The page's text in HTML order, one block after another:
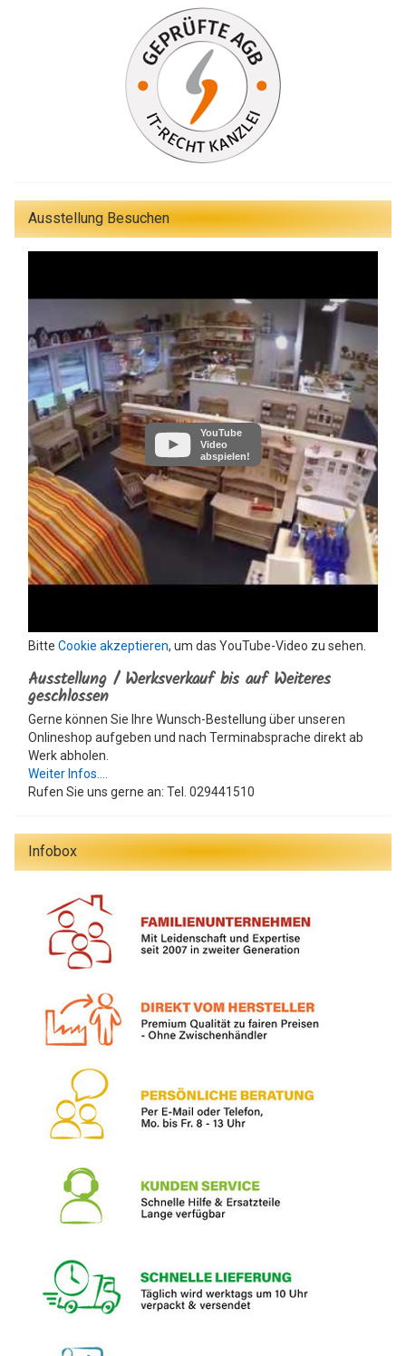
Ausstellung Besuchen
YouTube
Video
abspielen!
Bitte Cookie akzeptieren, um das YouTube-Video zu sehen.
Ausstellung / Werksverkauf bis auf Weiteres
geschlossen
Gerne können Sie Ihre Wunsch-Bestellung über unseren
Onlineshop aufgeben und nach Terminabsprache direkt ab
Werk abholen.
Weiter Infos....
Rufen Sie uns gerne an: Tel. 029441510
Infobox